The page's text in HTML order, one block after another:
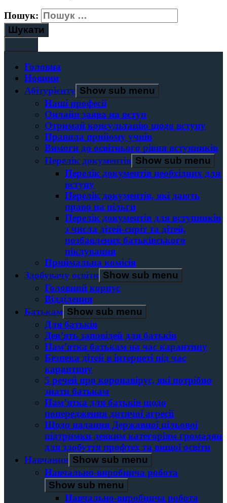
Пошук:
Головна
Новини
Абітурієнту Show sub menu
Наші професії
Онлайн заява на вступ
Отримай консультацію щодо вступу
Правила прийому учнів
Вимоги до освітнього рівня вступників
Перелік документів Show sub menu
Перелік документів необхідних для
вступу
Перелік документів, які дають
право на пільги
Перелік документів для вступників
з числа дітей-сиріт та дітей,
позбавлених батьківського
піклування
Приймальна комісія
Здобувачу освіти Show sub menu
Головний корпус
Вiддiлення
Батькам Show sub menu
Для батьків
Дев’ять заповідей для батьків
Пам’ятка батькам на час карантину
Безпека дітей в інтернеті під час
карантину
5 речей про коронавірус, які потрібно
знати батькам
Пам’ятка для батьків щодо
попередження дитячої агресії
Щодо надання Державної цільової
підтримки деяким категоріям громадян
для здобуття профтех та вищої освіти
Навчання Show sub menu
Навчально-виробнича робота
Show sub menu
Навчально-виробнича робота